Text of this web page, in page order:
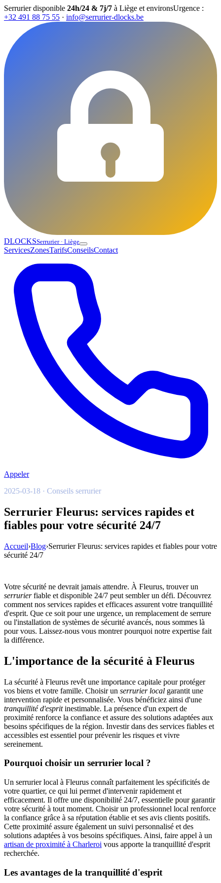
Serrurier disponible 24h/24 & 7j/7 à Liège et environsUrgence :
+32 491 88 75 55 · info@serrurier-dlocks.be
DLOCKSSerrurier · Liège
ServicesZonesTarifsConseilsContact
Appeler
2025-03-18 · Conseils serrurier
Serrurier Fleurus: services rapides et
fiables pour votre sécurité 24/7
Accueil›Blog›Serrurier Fleurus: services rapides et fiables pour votre
sécurité 24/7
Votre sécurité ne devrait jamais attendre. À Fleurus, trouver un
serrurierfiable et disponible 24/7 peut sembler un défi. Découvrez
comment nos services rapides et efficaces assurent votre tranquillité
d'esprit. Que ce soit pour une urgence, un remplacement de serrure
ou l'installation de systèmes de sécurité avancés, nous sommes là
pour vous. Laissez-nous vous montrer pourquoi notre expertise fait
la différence.
L'importance de la sécurité à Fleurus
La sécurité à Fleurus revêt une importance capitale pour protéger
vos biens et votre famille. Choisir un serrurier local garantit une
intervention rapide et personnalisée. Vous bénéficiez ainsi d'une
tranquillité d'espritinestimable. La présence d'un expert de
proximité renforce la confiance et assure des solutions adaptées aux
besoins spécifiques de la région. Investir dans des services fiables et
accessibles est essentiel pour prévenir les risques et vivre
sereinement.
Pourquoi choisir un serrurier local ?
Un serrurier local à Fleurus connaît parfaitement les spécificités de
votre quartier, ce qui lui permet d'intervenir rapidement et
efficacement. Il offre une disponibilité 24/7, essentielle pour garantir
votre sécurité à tout moment. Choisir un professionnel local renforce
la confiance grâce à sa réputation établie et ses avis clients positifs.
Cette proximité assure également un suivi personnalisé et des
solutions adaptées à vos besoins spécifiques. Ainsi, faire appel à un
artisan de proximité à Charleroi vous apporte la tranquillité d'esprit
recherchée.
Les avantages de la tranquillité d'esprit